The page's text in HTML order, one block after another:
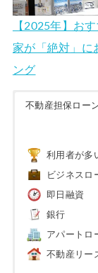
【2025年】お
家が「絶対」に
ング
不動産担保ロー
利用者が多
ビジネスロ
即日融資
銀行
アパートロ
不動産リー